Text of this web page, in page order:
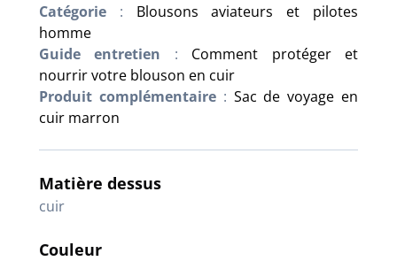
Catégorie : Blousons aviateurs et pilotes
homme
Guide entretien : Comment protéger et
nourrir votre blouson en cuir
Produit complémentaire: Sac de voyage en
cuir marron
Matière dessus
cuir
Couleur